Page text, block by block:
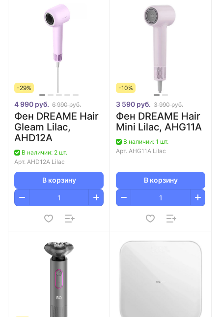
-29%
4 990 руб. 6 990 руб.
Фен DREAME Hair
Gleam Lilac,
AHD12A
В наличии: 2 шт.
Арт. AHD12A Lilac
В корзину
-10%
3 590 руб. 3 990 руб.
Фен DREAME Hair
Mini Lilac, AHG11A
В наличии: 1 шт.
Арт. AHG11A Lilac
В корзину